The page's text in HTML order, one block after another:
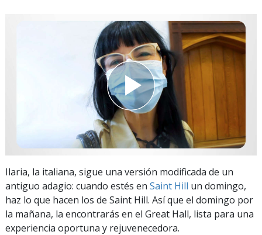
Ilaria, la italiana, sigue una versión modificada de un
antiguo adagio: cuando estés en Saint Hill un domingo,
haz lo que hacen los de Saint Hill. Así que el domingo por
la mañana, la encontrarás en el Great Hall, lista para una
experiencia oportuna y rejuvenecedora.